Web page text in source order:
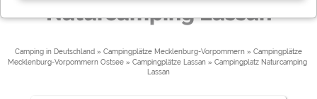
Naturcamping Lassan
Camping in Deutschland » Campingplätze Mecklenburg-Vorpommern » Campingplätze
Mecklenburg-Vorpommern Ostsee » Campingplätze Lassan » Campingplatz Naturcamping
Lassan
Essenzielle Cookies ermöglichen grundlegende
Funktionen und sind für die einwandfreie Funktion der
Website dringend erforderlich. Ohne diese Cookies